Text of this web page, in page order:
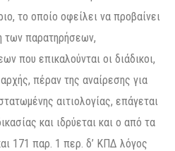
το οποίο οφείλει να προβαίνει
των παρατηρήσεων,
που επικαλούνται οι διάδικοι,
πέραν της αναίρεσης για
αιτιολογίας, επάγεται
και ιδρύεται και ο από τα
171 παρ. 1 περ. δ’ ΚΠΔ λόγος